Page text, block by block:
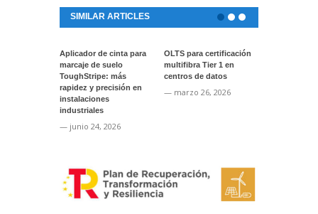
SIMILAR ARTICLES
Aplicador de cinta para
marcaje de suelo
ToughStripe: más
rapidez y precisión en
instalaciones
industriales
— junio 24, 2026
OLTS para certificación
multifibra Tier 1 en
centros de datos
— marzo 26, 2026